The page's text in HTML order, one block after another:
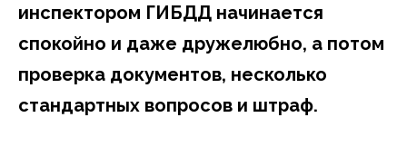
инспектором ГИБДД начинается
спокойно и даже дружелюбно, а потом
проверка документов, несколько
стандартных вопросов и штраф.